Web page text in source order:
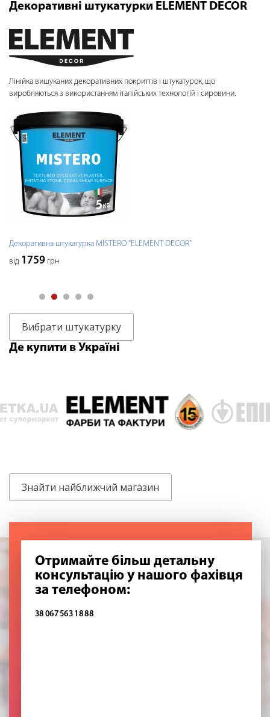
Декоративні штукатурки ELEMENT DECOR
Лінійка вишуканих декоративних покриттів і штукатурок, що
виробляються з використанням італійських технологій і сировини.
Декоративна штукатурка MISTERO "ELEMENT DECOR"
від 1759 грн
Вибрати штукатурку
Де купити в Україні
Знайти найближчий магазин
Отримайте більш детальну
консультацію у нашого фахівця
за телефоном:
38 067 563 18 88